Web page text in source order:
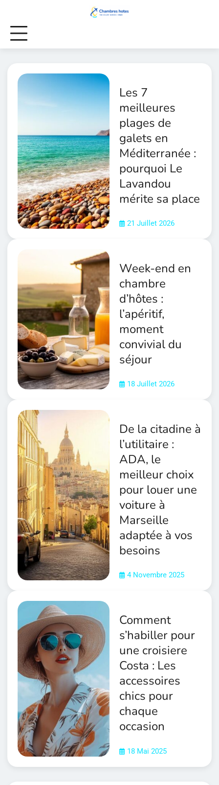
content
Les 7
meilleures
plages de
galets en
Méditerranée :
pourquoi Le
Lavandou
mérite sa place
21 Juillet 2026
Week-end en
chambre
d’hôtes :
l’apéritif,
moment
convivial du
séjour
18 Juillet 2026
De la citadine à
l’utilitaire :
ADA, le
meilleur choix
pour louer une
voiture à
Marseille
adaptée à vos
besoins
4 Novembre 2025
Comment
s’habiller pour
une croisiere
Costa : Les
accessoires
chics pour
chaque
occasion
18 Mai 2025